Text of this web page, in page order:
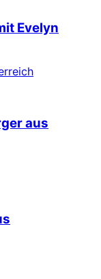
Evelyn
aus